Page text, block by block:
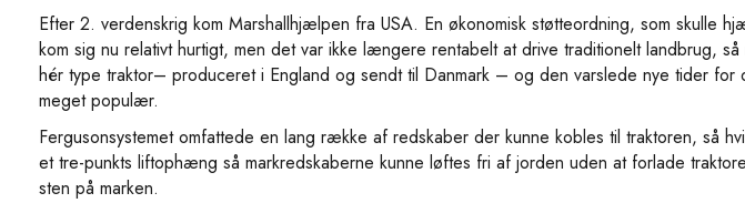
Efter 2. verdenskrig kom Marshallhjælpen fra USA. En økonomisk støtteordning, som skulle
kom sig nu relativt hurtigt, men det var ikke længere rentabelt at drive traditionelt landbrug,
hér type traktor– produceret i England og sendt til Danmark – og den varslede nye tider
meget populær.
Fergusonsystemet omfattede en lang række af redskaber der kunne kobles til traktoren, så
et tre-punkts liftophæng så markredskaberne kunne løftes fri af jorden uden at forlade
sten på marken.